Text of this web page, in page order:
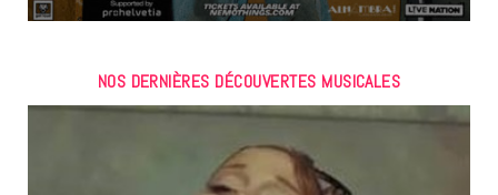
NOS DERNIÈRES DÉCOUVERTES MUSICALES